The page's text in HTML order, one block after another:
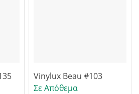
Vinylux Beau #103
Σε Απόθεμα